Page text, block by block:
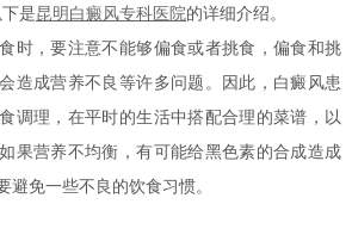
是昆明白癜风专科医院的详细介绍。
时，要注意不能够偏食或者挑食，偏食和挑
造成营养不良等许多问题。因此，白癜风患
调理，在平时的生活中搭配合理的菜谱，以
果营养不均衡，有可能给黑色素的合成造成
避免一些不良的饮食习惯。